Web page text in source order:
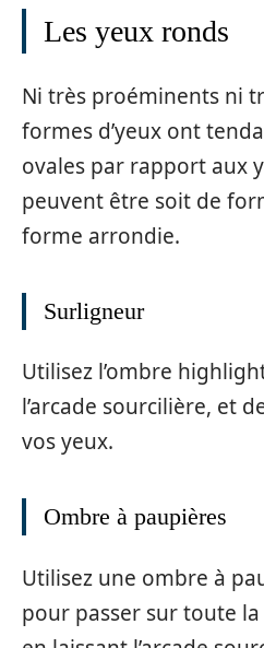
Les yeux ronds
Ni très proéminents ni
formes d’yeux ont
ovales par rapport aux
peuvent être soit de
forme arrondie.
Surligneur
Utilisez l’ombre
l’arcade sourcilière, et
vos yeux.
Ombre à paupières
Utilisez une ombre à
pour passer sur toute